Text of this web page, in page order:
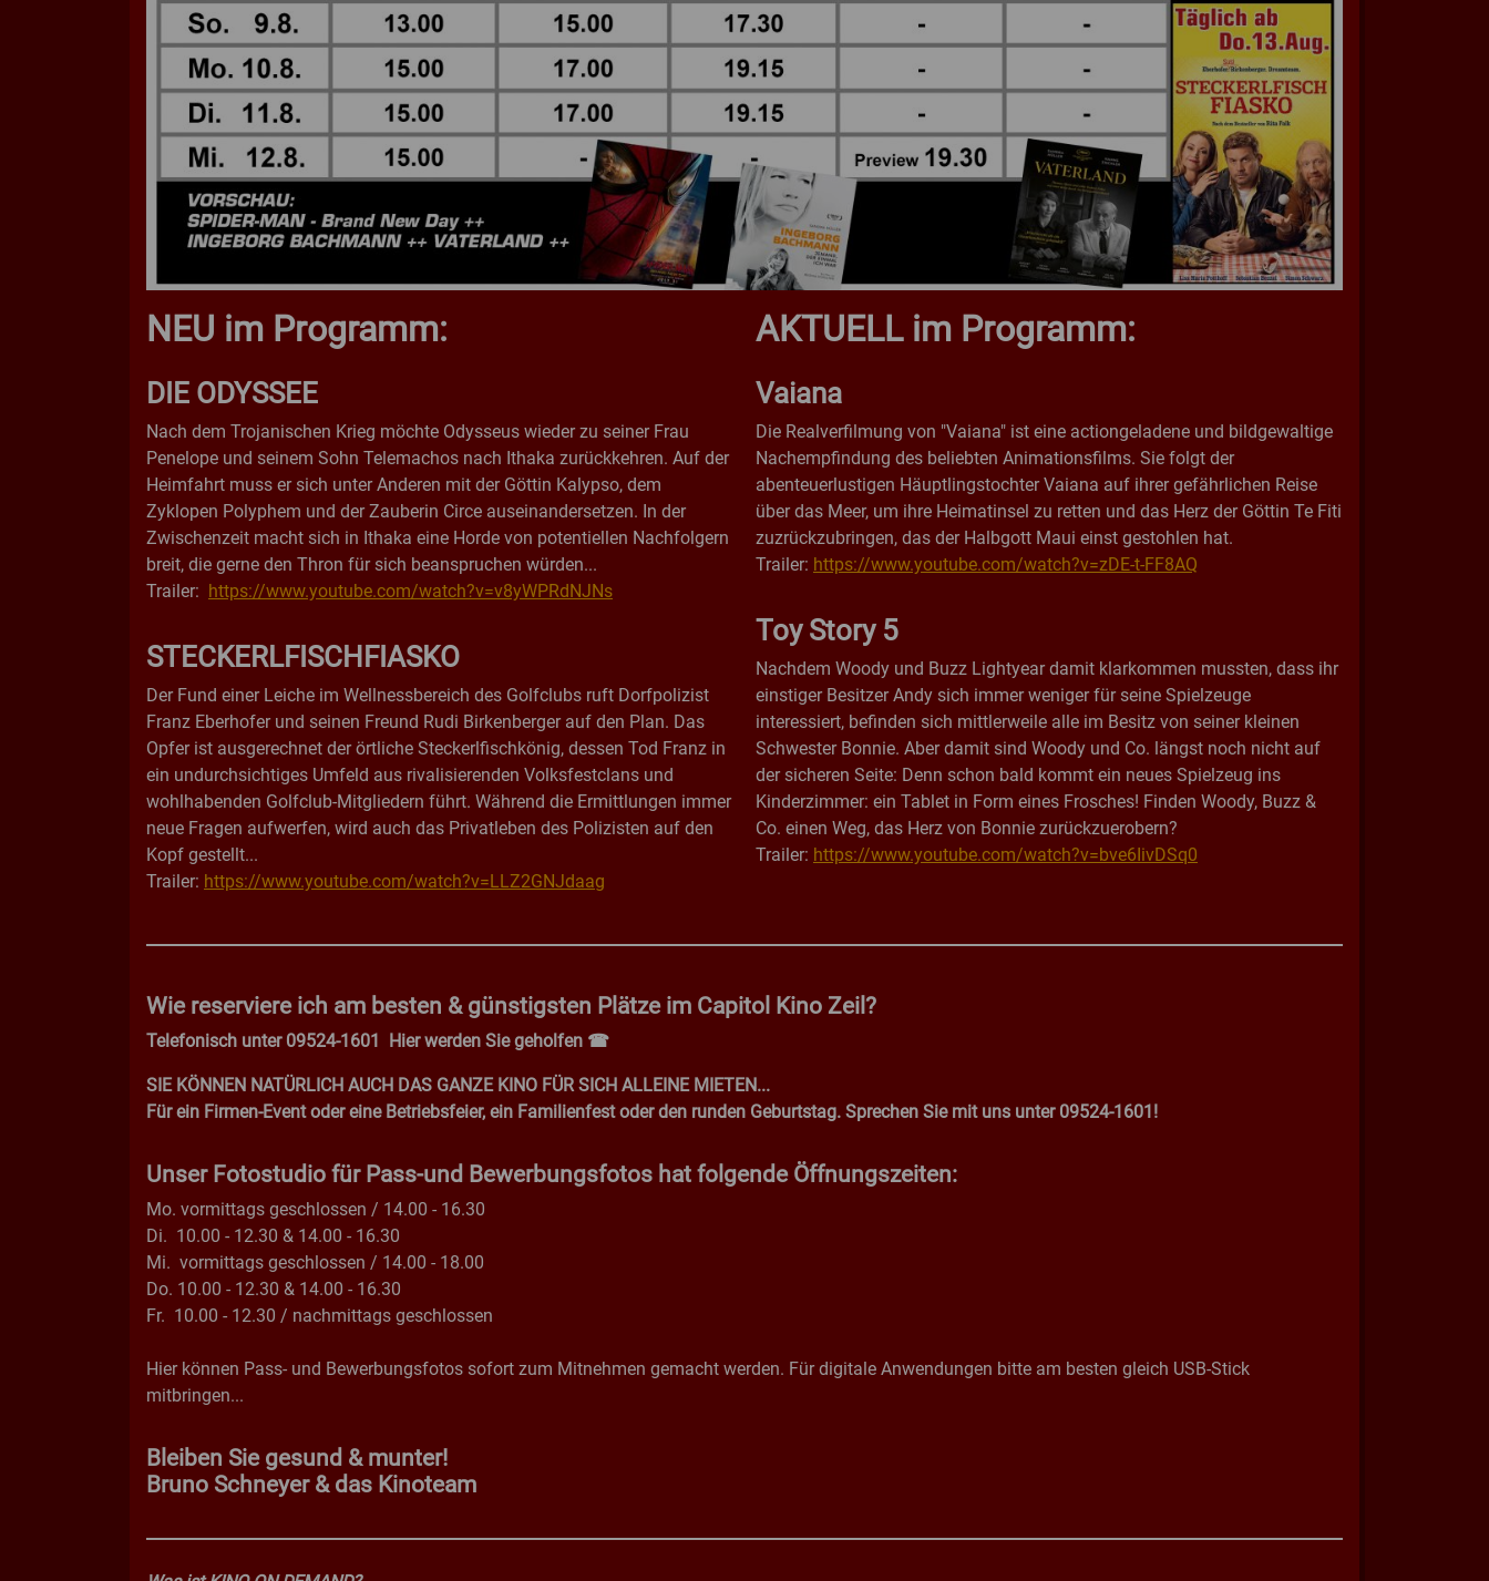
NEU im Programm:
DIE ODYSSEE
Nach dem Trojanischen Krieg möchte Odysseus wieder zu seiner Frau
Penelope und seinem Sohn Telemachos nach Ithaka zurückkehren. Auf der
Heimfahrt muss er sich unter Anderen mit der Göttin Kalypso, dem
Zyklopen Polyphem und der Zauberin Circe auseinandersetzen. In der
Zwischenzeit macht sich in Ithaka eine Horde von potentiellen Nachfolgern
breit, die gerne den Thron für sich beanspruchen würden...
Trailer: https://www.youtube.com/watch?v=v8yWPRdNJNs
STECKERLFISCHFIASKO
Der Fund einer Leiche im Wellnessbereich des Golfclubs ruft Dorfpolizist
Franz Eberhofer und seinen Freund Rudi Birkenberger auf den Plan. Das
Opfer ist ausgerechnet der örtliche Steckerlfischkönig, dessen Tod Franz in
ein undurchsichtiges Umfeld aus rivalisierenden Volksfestclans und
wohlhabenden Golfclub-Mitgliedern führt. Während die Ermittlungen immer
neue Fragen aufwerfen, wird auch das Privatleben des Polizisten auf den
Kopf gestellt...
Trailer: https://www.youtube.com/watch?v=LLZ2GNJdaag
AKTUELL im Programm:
Vaiana
Die Realverfilmung von "Vaiana" ist eine actiongeladene und bildgewaltige
Nachempfindung des beliebten Animationsfilms. Sie folgt der
abenteuerlustigen Häuptlingstochter Vaiana auf ihrer gefährlichen Reise
über das Meer, um ihre Heimatinsel zu retten und das Herz der Göttin Te Fiti
zuzrückzubringen, das der Halbgott Maui einst gestohlen hat.
Trailer: https://www.youtube.com/watch?v=zDE-t-FF8AQ
Toy Story 5
Nachdem Woody und Buzz Lightyear damit klarkommen mussten, dass ihr
einstiger Besitzer Andy sich immer weniger für seine Spielzeuge
interessiert, befinden sich mittlerweile alle im Besitz von seiner kleinen
Schwester Bonnie. Aber damit sind Woody und Co. längst noch nicht auf
der sicheren Seite: Denn schon bald kommt ein neues Spielzeug ins
Kinderzimmer: ein Tablet in Form eines Frosches! Finden Woody, Buzz &
Co. einen Weg, das Herz von Bonnie zurückzuerobern?
Trailer: https://www.youtube.com/watch?v=bve6IivDSq0
Wie reserviere ich am besten & günstigsten Plätze im Capitol Kino Zeil?
Telefonisch unter 09524-1601 Hier werden Sie geholfen ☎
SIE KÖNNEN NATÜRLICH AUCH DAS GANZE KINO FÜR SICH ALLEINE MIETEN...
Für ein Firmen-Event oder eine Betriebsfeier, ein Familienfest oder den runden Geburtstag. Sprechen Sie mit uns unter 09524-1601!
Unser Fotostudio für Pass-und Bewerbungsfotos hat folgende Öffnungszeiten:
Mo. vormittags geschlossen / 14.00 - 16.30
Di. 10.00 - 12.30 & 14.00 - 16.30
Mi. vormittags geschlossen / 14.00 - 18.00
Do. 10.00 - 12.30 & 14.00 - 16.30
Fr. 10.00 - 12.30 / nachmittags geschlossen
Hier können Pass- und Bewerbungsfotos sofort zum Mitnehmen gemacht werden. Für digitale Anwendungen bitte am besten gleich USB-Stick
mitbringen...
Bleiben Sie gesund & munter!
Bruno Schneyer & das Kinoteam